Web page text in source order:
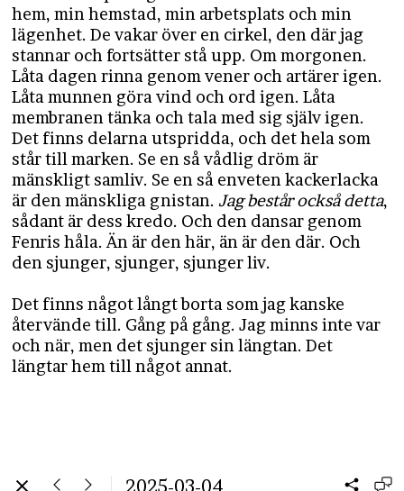
hem, min hemstad, min arbetsplats och min
lägenhet. De vakar över en cirkel, den där jag
stannar och fortsätter stå upp. Om morgonen.
Låta dagen rinna genom vener och artärer igen.
Låta munnen göra vind och ord igen. Låta
membranen tänka och tala med sig själv igen.
Det finns delarna utspridda, och det hela som
står till marken. Se en så vådlig dröm är
mänskligt samliv. Se en så enveten kackerlacka
är den mänskliga gnistan. Jag består också detta,
sådant är dess kredo. Och den dansar genom
Fenris håla. Än är den här, än är den där. Och
den sjunger, sjunger, sjunger liv.
Det finns något långt borta som jag kanske
återvände till. Gång på gång. Jag minns inte var
och när, men det sjunger sin längtan. Det
längtar hem till något annat.
2025-03-04